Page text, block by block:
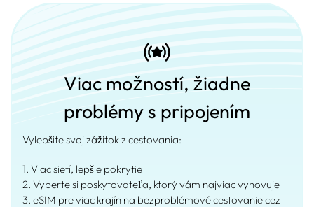
Viac možností, žiadne
problémy s pripojením
Vylepšite svoj zážitok z cestovania:
1. Viac sietí, lepšie pokrytie
2. Vyberte si poskytovateľa, ktorý vám najviac vyhovuje
3. eSIM pre viac krajín na bezproblémové cestovanie cez